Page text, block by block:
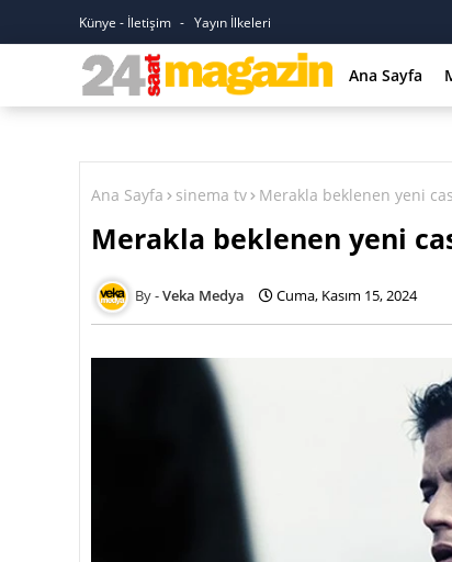
Künye - İletişim Yayın İlkeleri
Ana Sayfa
Ana Sayfa sinema tv Merakla beklenen yeni
Merakla beklenen yeni
Veka Medya Cuma, Kasım 15, 2024